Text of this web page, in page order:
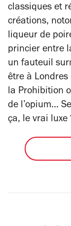
classiques et
créations,
liqueur de
princier entre
un fauteuil
être à Londres
la Prohibition
de l’opium…
ça, le vrai luxe